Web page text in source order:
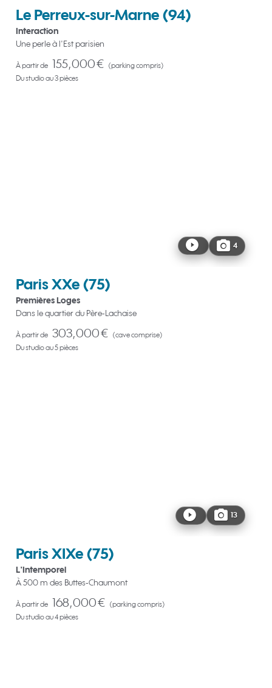
Le Perreux-sur-Marne (94)
Interaction
Une perle à l'Est parisien
À partir de 155,000 € (parking compris)
Du studio au 3 pièces
4
Paris XXe (75)
Premières Loges
Dans le quartier du Père-Lachaise
À partir de 303,000 € (cave comprise)
Du studio au 5 pièces
13
Paris XIXe (75)
L'Intemporel
À 500 m des Buttes-Chaumont
À partir de 168,000 € (parking compris)
Du studio au 4 pièces